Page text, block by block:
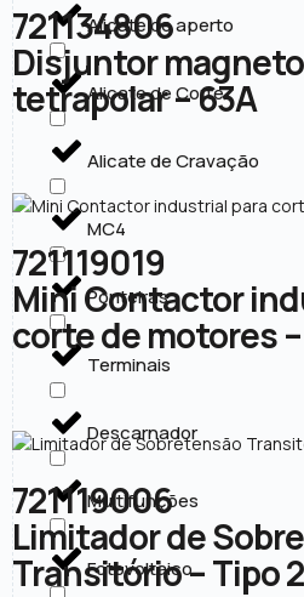
Alicate de aperto
Alicate de Corte
Alicate de Cravação
MC4
Ponteiras
Terminais
Descarnador
Multifunções
Fotovoltaico
721134806
Disjuntor
tetrapolar – 63A
721119019
Mini Contactor
corte de motores –
721119006
Limitador de
Transitório – Tipo